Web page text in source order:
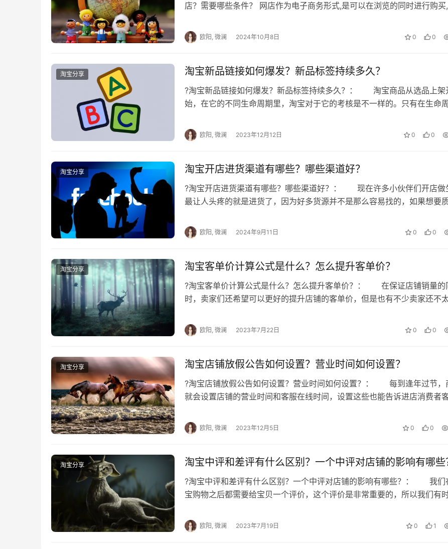
店？需要哪些条件？ 网店作为电子商务形式,是可以在浏览的同时进行购买
欧阳, 微澜 2024年10月8日 0 0
淘宝分享 淘宝新品链接如何爆发？新品标签持续多久？
?淘宝新品链接如何爆发？新品标签持续多久？： 淘宝商品从选品上架
始，在它的不同生命周期里，淘宝对于它的考核是不一样的。只有在生命
欧阳, 微澜 2023年12月12日 0 0
淘宝分享 淘宝开店进货渠道有哪些？哪些渠道好？
?淘宝开店进货渠道有哪些？哪些渠道好？： 现在许多小伙伴们开店做
最让人头疼的就是进货了，因为好多货源并不是那么容易找的，如果想要
欧阳, 微澜 2024年9月11日 0 0
淘宝分享 淘宝客单价计算公式是什么？怎么提升客单价？
?淘宝客单价计算公式是什么？怎么提升客单价？： 在保证店铺销量的
时，卖家们还希望可以更好的提升店铺的客单价，但是也有不少卖家还不
欧阳, 微澜 2023年7月22日 0 0
淘宝分享 淘宝店铺放假公告如何设置？营业时间如何设置？
?淘宝店铺放假公告如何设置？营业时间如何设置？： 每到逢年过节，
就会设置店铺的营业时间和客服在线时间，设置这些也能告诉进店消费者
欧阳, 微澜 2023年12月5日 0 0
淘宝分享 淘宝中评和差评有什么区别？一个中评对店铺的影响有哪些
?淘宝中评和差评有什么区别？一个中评对店铺的影响有哪些？： 我们
宝购物之后都需要给宝贝一个评价，这个评价是非常重要的，所以我们有
欧阳, 微澜 2023年7月19日 0 1